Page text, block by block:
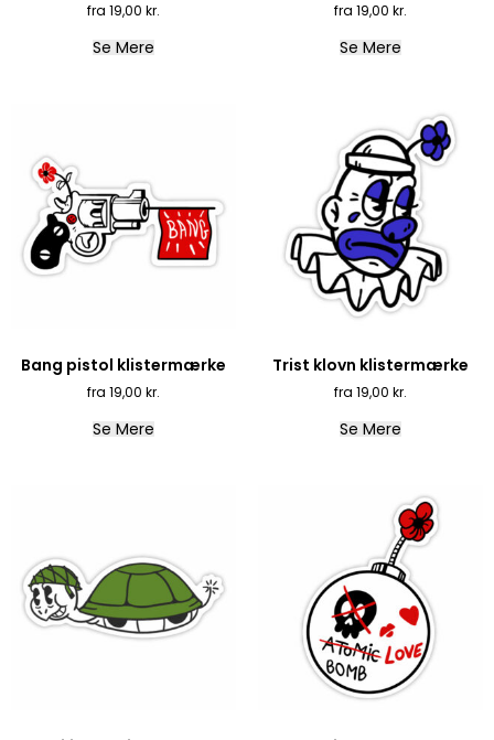
19,00 kr.
Se Mere
19,00 kr.
Se Mere
Bang pistol klistermærke
19,00 kr.
Se Mere
Trist klovn klistermærke
19,00 kr.
Se Mere